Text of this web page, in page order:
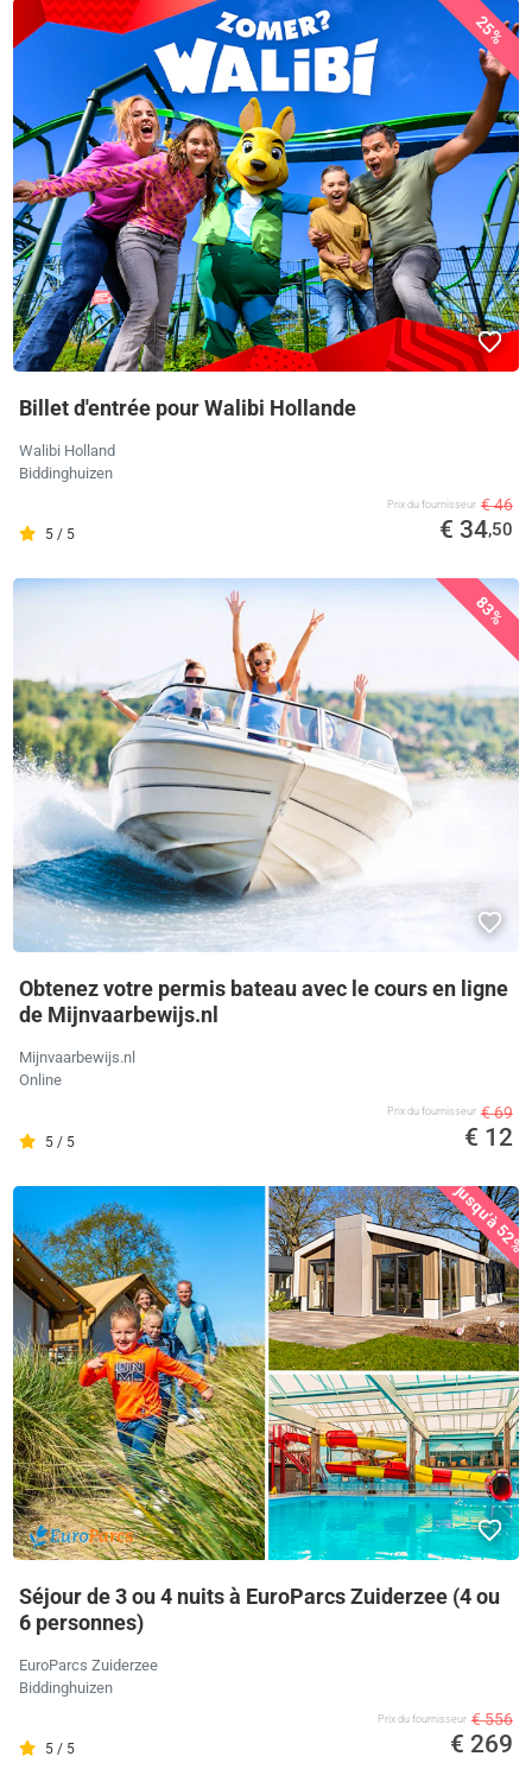
25%
Billet d'entrée pour Walibi Hollande
Walibi Holland
Biddinghuizen
5 / 5
Prix ​​du fournisseur € 46
€ 34,50
83%
Obtenez votre permis bateau avec le cours en ligne
de Mijnvaarbewijs.nl
Mijnvaarbewijs.nl
Online
5 / 5
Prix ​​du fournisseur € 69
€ 12
jusqu'à 52%
Séjour de 3 ou 4 nuits à EuroParcs Zuiderzee (4 ou
6 personnes)
EuroParcs Zuiderzee
Biddinghuizen
5 / 5
Prix ​​du fournisseur € 556
€ 269